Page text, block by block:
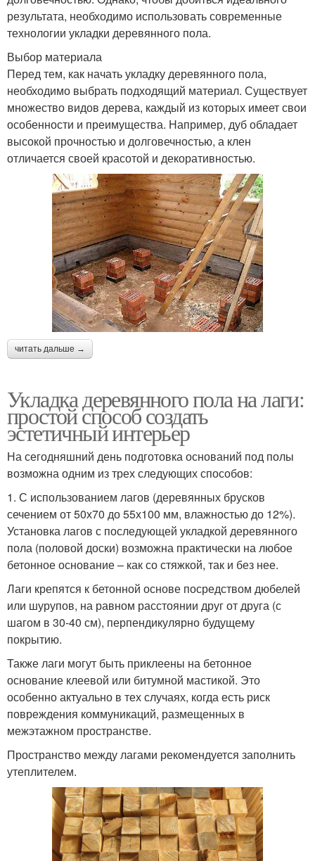
результата, необходимо использовать современные
технологии укладки деревянного пола.
Выбор материала
Перед тем, как начать укладку деревянного пола,
необходимо выбрать подходящий материал. Существует
множество видов дерева, каждый из которых имеет свои
особенности и преимущества. Например, дуб обладает
высокой прочностью и долговечностью, а клен
отличается своей красотой и декоративностью.
читать дальше →
Укладка деревянного пола на лаги:
простой способ создать
эстетичный интерьер
На сегодняшний день подготовка оснований под полы
возможна одним из трех следующих способов:
1. С использованием лагов (деревянных брусков
сечением от 50х70 до 55х100 мм, влажностью до 12%).
Установка лагов с последующей укладкой деревянного
пола (половой доски) возможна практически на любое
бетонное основание – как со стяжкой, так и без нее.
Лаги крепятся к бетонной основе посредством дюбелей
или шурупов, на равном расстоянии друг от друга (с
шагом в 30-40 см), перпендикулярно будущему
покрытию.
Также лаги могут быть приклеены на бетонное
основание клеевой или битумной мастикой. Это
особенно актуально в тех случаях, когда есть риск
повреждения коммуникаций, размещенных в
межэтажном пространстве.
Пространство между лагами рекомендуется заполнить
утеплителем.